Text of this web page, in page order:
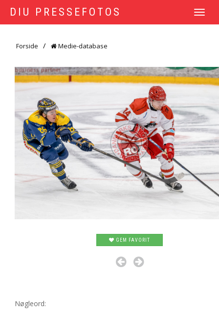
DIU PRESSEFOTOS
TOGGLE
Forside Medie-database
GEM FAVORIT
Nøgleord: